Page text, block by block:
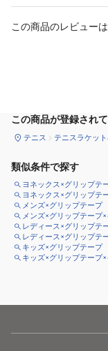
この商品のレビュー
この商品が登録され
テニス テニスラケッ
類似条件で探す
ヨネックス×グリップテ
ヨネックス×グリップテ
メンズ×グリップテープ
メンズ×グリップテープ
レディース×グリップテ
レディース×グリップテ
キッズ×グリップテープ
キッズ×グリップテープ